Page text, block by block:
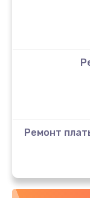
Ремонт